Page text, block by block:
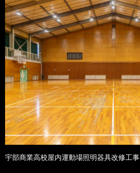
宇部商業高校屋内運動場照明器具改修工事